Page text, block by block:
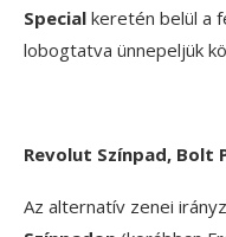
Special keretén belül a
lobogtatva ünnepeljük
Revolut Színpad, Bolt
Az alternatív zenei